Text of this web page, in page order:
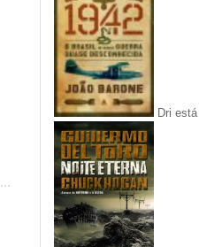
Dri está